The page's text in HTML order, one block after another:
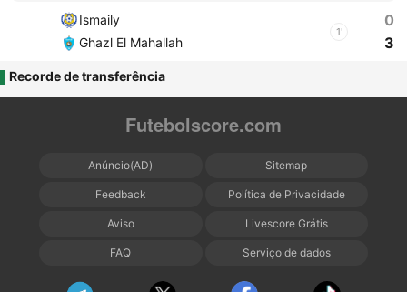
Ismaily
Ghazl El Mahallah
1'
0
3
Recorde de transferência
Futebolscore.com
Anúncio(AD) Sitemap
Feedback Política de Privacidade
Aviso Livescore Grátis
FAQ Serviço de dados